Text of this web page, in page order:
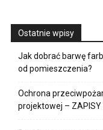
Ostatnie wpisy
Jak dobrać barwę
od pomieszczenia?
Ochrona
projektowej – ZAPISY